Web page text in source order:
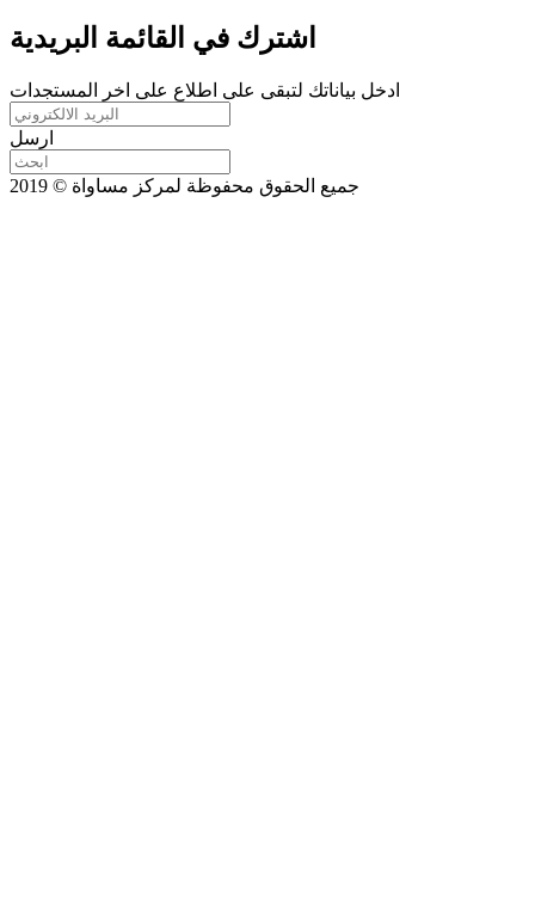
اشترك في القائمة البريدية
ادخل بياناتك لتبقى على اطلاع على اخر المستجدات
ارسل
جميع الحقوق محفوظة لمركز مساواة © 2019